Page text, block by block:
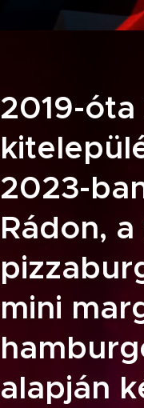
2019-
2023-
Rádon,
mini
alapján